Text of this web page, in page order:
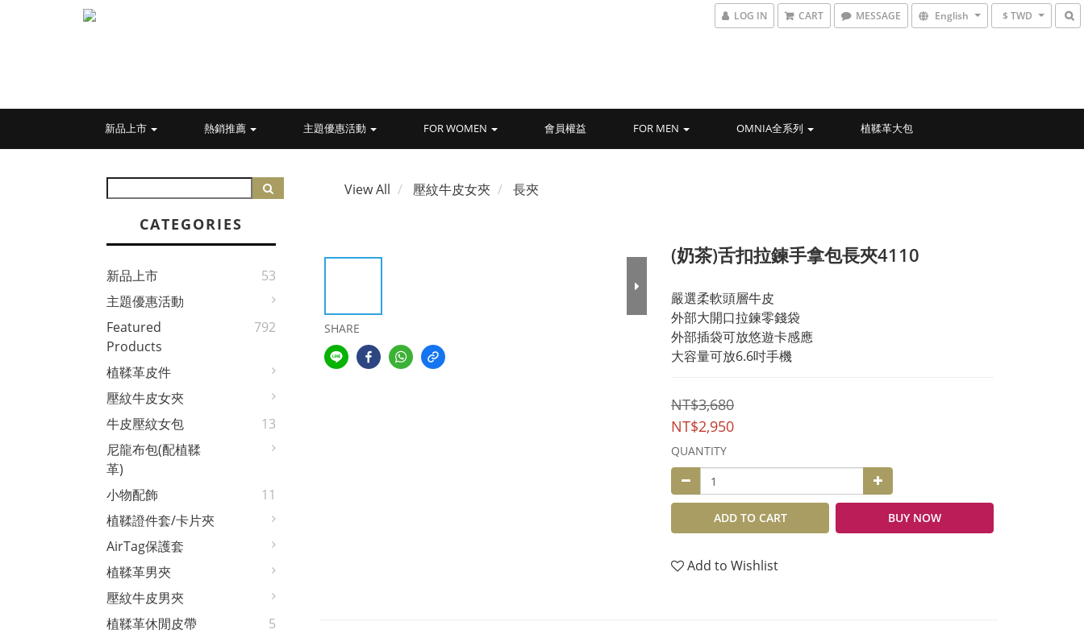
LOG IN CART MESSAGE English $ TWD
新品上市 熱銷推薦 主題優惠活動 FOR WOMEN 會員權益 FOR MEN OMNIA全系列 植鞣革大包
CATEGORIES
新品上市
53
主題優惠活動
Featured
Products
792
植鞣革皮件
壓紋牛皮女夾
牛皮壓紋女包
13
尼龍布包(配植鞣
革)
小物配飾
11
植鞣證件套/卡片夾
AirTag保護套
植鞣革男夾
壓紋牛皮男夾
植鞣革休閒皮帶
5
View All 壓紋牛皮女夾 長夾
SHARE
(奶茶)舌扣拉鍊手拿包長夾4110
嚴選柔軟頭層牛皮
外部大開口拉鍊零錢袋
外部插袋可放悠遊卡感應
大容量可放6.6吋手機
NT$3,680
NT$2,950
QUANTITY
ADD TO CART BUY NOW
Add to Wishlist